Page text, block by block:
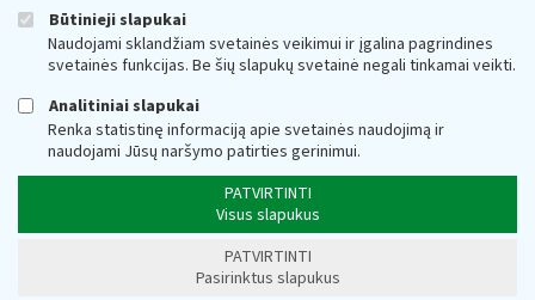
Būtinieji slapukai
Naudojami sklandžiam svetainės veikimui ir įgalina pagrindines
svetainės funkcijas. Be šių slapukų svetainė negali tinkamai veikti.
Analitiniai slapukai
Renka statistinę informaciją apie svetainės naudojimą ir
naudojami Jūsų naršymo patirties gerinimui.
PATVIRTINTI
Visus slapukus
PATVIRTINTI
Pasirinktus slapukus